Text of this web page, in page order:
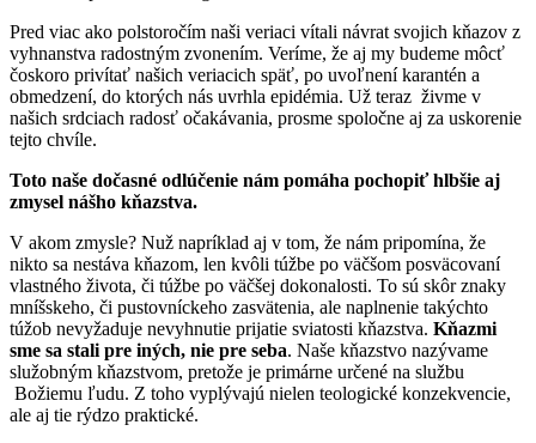
Pred viac ako polstoročím naši veriaci vítali návrat svojich kňazov z
vyhnanstva radostným zvonením. Veríme, že aj my budeme môcť
čoskoro privítať našich veriacich späť, po uvoľnení karantén a
obmedzení, do ktorých nás uvrhla epidémia. Už teraz živme v
našich srdciach radosť očakávania, prosme spoločne aj za uskorenie
tejto chvíle.
Toto naše dočasné odlúčenie nám pomáha pochopiť hlbšie aj
zmysel nášho kňazstva.
V akom zmysle? Nuž napríklad aj v tom, že nám pripomína, že
nikto sa nestáva kňazom, len kvôli túžbe po väčšom posväcovaní
vlastného života, či túžbe po väčšej dokonalosti. To sú skôr znaky
mníšskeho, či pustovníckeho zasvätenia, ale naplnenie takýchto
túžob nevyžaduje nevyhnutie prijatie sviatosti kňazstva. Kňazmi
sme sa stali pre iných, nie pre seba. Naše kňazstvo nazývame
služobným kňazstvom, pretože je primárne určené na službu
Božiemu ľudu. Z toho vyplývajú nielen teologické konzekvencie,
ale aj tie rýdzo praktické.